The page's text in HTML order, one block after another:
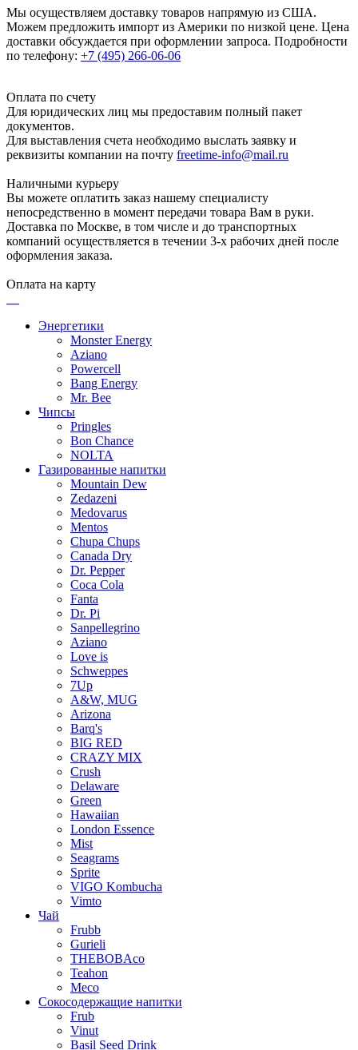
Мы осуществляем доставку товаров напрямую из США.
Можем предложить импорт из Америки по низкой цене. Цена
доставки обсуждается при оформлении запроса. Подробности
по телефону: +7 (495) 266-06-06
Оплата по счету
Для юридических лиц мы предоставим полный пакет
документов.
Для выставления счета необходимо выслать заявку и
реквизиты компании на почту freetime-info@mail.ru
Наличными курьеру
Вы можете оплатить заказ нашему специалисту
непосредственно в момент передачи товара Вам в руки.
Доставка по Москве, в том числе и до транспортных
компаний осуществляется в течении 3-х рабочих дней после
оформления заказа.
Оплата на карту
Энергетики
Monster Energy
Aziano
Powercell
Bang Energy
Mr. Bee
Чипсы
Pringles
Bon Chance
NOLTA
Газированные напитки
Mountain Dew
Zedazeni
Medovarus
Mentos
Chupa Chups
Canada Dry
Dr. Pepper
Coca Cola
Fanta
Dr. Pi
Sanpellegrino
Aziano
Love is
Schweppes
7Up
A&W, MUG
Arizona
Barq's
BIG RED
CRAZY MIX
Crush
Delaware
Green
Hawaiian
London Essence
Mist
Seagrams
Sprite
VIGO Kombucha
Vimto
Чай
Frubb
Gurieli
THEBOBAco
Teahon
Meco
Сокосодержащие напитки
Frub
Vinut
Basil Seed Drink